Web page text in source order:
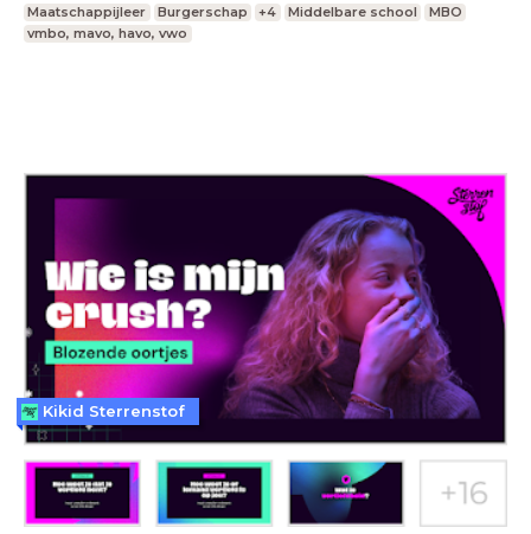
Maatschappijleer Burgerschap +4 Middelbare school
MBO
vmbo, mavo, havo, vwo
Kikid Sterrenstof